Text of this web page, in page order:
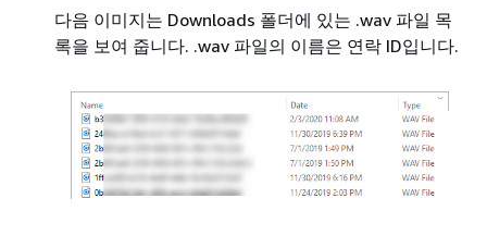
다음 이미지는 Downloads 폴더에 있는 .wav 파일 목
록을 보여 줍니다. .wav 파일의 이름은 연락 ID입니다.